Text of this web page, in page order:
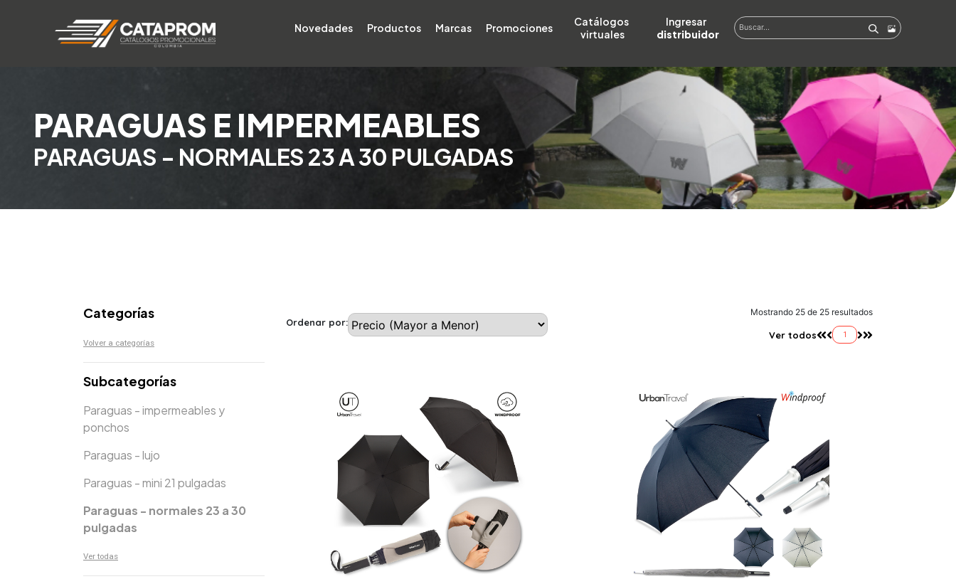
Novedades Productos Marcas Promociones
Catálogos
virtuales
distribuidor
PARAGUAS E IMPERMEABLES
PARAGUAS - NORMALES 23 A 30 PULGADAS
Categorías
Volver a categorías
Subcategorías
Paraguas - impermeables y
ponchos
Paraguas - lujo
Paraguas - mini 21 pulgadas
Paraguas - normales 23 a 30
pulgadas
Ver todas
Ordenar por:
Mostrando 25 de 25 resultados
Ver todos 1